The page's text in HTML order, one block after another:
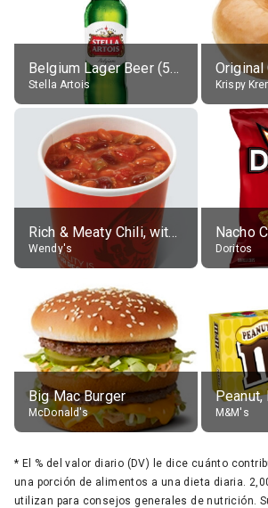
Belgium Lager Beer (5% alc.)
Stella Artois Krispy
Rich & Meaty Chili, without toppings, large
Wendy's Doritos
Big Mac Burger
McDonald's M&M's
* El % del valor diario (DV) le dice cuánto
una porción de alimentos a una dieta diaria.
utilizan para consejos generales de nutrición.